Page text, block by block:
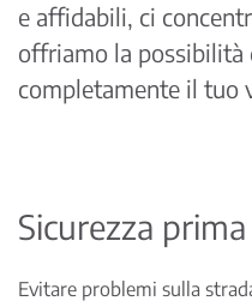
e affidabili, ci
offriamo la possibilità
completamente il tuo
Sicurezza
Evitare problemi sulla